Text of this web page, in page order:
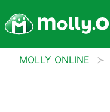
MOLLY ONLINE